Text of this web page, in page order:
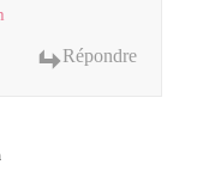
Répondre